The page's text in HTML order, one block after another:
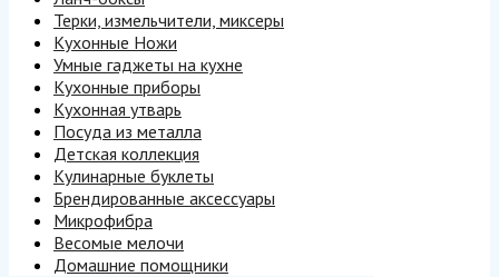
Терки, измельчители, миксеры
Кухонные Ножи
Умные гаджеты на кухне
Кухонные приборы
Кухонная утварь
Посуда из металла
Детская коллекция
Кулинарные буклеты
Брендированные аксессуары
Микрофибра
Весомые мелочи
Домашние помощники